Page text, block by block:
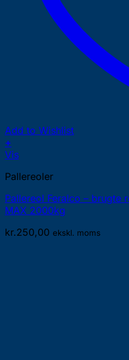
Add to Wishlist
+
Vis
Pallereoler
Pallereol Feralco –
MAX 2000kg
kr.250,00 ekskl. moms